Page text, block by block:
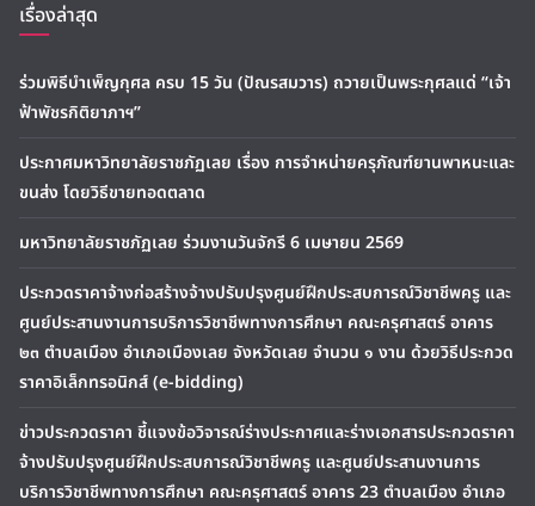
เรื่องล่าสุด
ร่วมพิธีบำเพ็ญกุศล ครบ 15 วัน (ปัณรสมวาร) ถวายเป็นพระกุศลแด่ “เจ้า
ฟ้าพัชรกิติยาภาฯ”
ประกาศมหาวิทยาลัยราชภัฏเลย เรื่อง การจำหน่ายครุภัณฑ์ยานพาหนะและ
ขนส่ง โดยวิธีขายทอดตลาด
มหาวิทยาลัยราชภัฏเลย ร่วมงานวันจักรี 6 เมษายน 2569
ประกวดราคาจ้างก่อสร้างจ้างปรับปรุงศูนย์ฝึกประสบการณ์วิชาชีพครู และ
ศูนย์ประสานงานการบริการวิชาชีพทางการศึกษา คณะครุศาสตร์ อาคาร
๒๓ ตำบลเมือง อำเภอเมืองเลย จังหวัดเลย จำนวน ๑ งาน ด้วยวิธีประกวด
ราคาอิเล็กทรอนิกส์ (e-bidding)
ข่าวประกวดราคา ชี้แจงข้อวิจารณ์ร่างประกาศและร่างเอกสารประกวดราคา
จ้างปรับปรุงศูนย์ฝึกประสบการณ์วิชาชีพครู และศูนย์ประสานงานการ
บริการวิชาชีพทางการศึกษา คณะครุศาสตร์ อาคาร 23 ตำบลเมือง อำเภอ